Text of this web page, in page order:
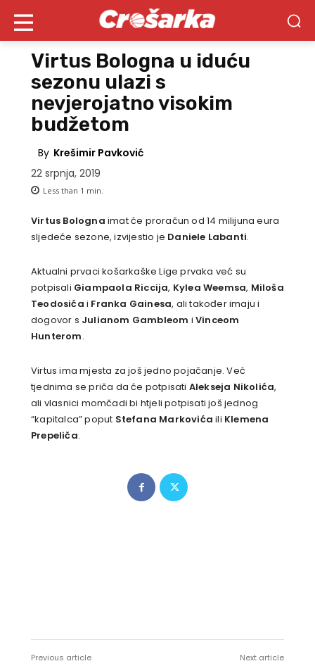
Virtus Bologna u iduću
sezonu ulazi s
nevjerojatno visokim
budžetom
By Krešimir Pavković
22 srpnja, 2019
Less than 1 min.
Virtus Bologna imat će proračun od 14 milijuna eura
sljedeće sezone, izvijestio je Daniele Labanti.
Aktualni prvaci košarkaške Lige prvaka već su
potpisali Giampaola Riccija, Kylea Weemsa, Miloša
Teodosića i Franka Gainesa, ali također imaju i
dogovor s Julianom Gambleom iVinceom
Hunterom.
Virtus ima mjesta za još jedno pojačanje. Već
tjednima se priča da će potpisati Alekseja Nikolića,
ali vlasnici momčadi bi htjeli potpisati još jednog
“kapitalca” poput Stefana Markovića ili Klemena
Prepeliča.
Previous article Next article